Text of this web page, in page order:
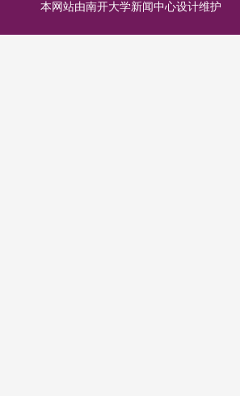
本网站由南开大学新闻中心设计维护